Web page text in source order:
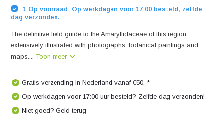
1 Op voorraad: Op werkdagen voor 17:00 besteld, zelfde
dag verzonden.
The definitive field guide to the Amaryllidaceae of this region,
extensively illustrated with photographs, botanical paintings and
maps....Toon meer
Gratis verzending in Nederland vanaf €50,-*
Op werkdagen voor 17:00 uur besteld? Zelfde dag verzonden!
Niet goed? Geld terug